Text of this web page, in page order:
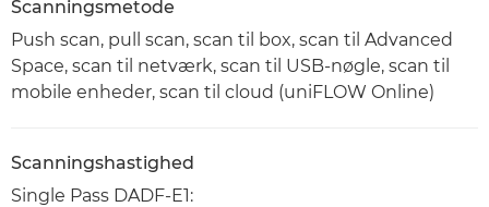
Scanningsmetode
Push scan, pull scan, scan til box, scan til Advanced
Space, scan til netværk, scan til USB-nøgle, scan til
mobile enheder, scan til cloud (uniFLOW Online)
Scanningshastighed
Single Pass DADF-E1: